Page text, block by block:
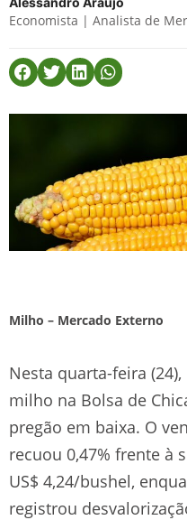
Economista | Analista de
Milho – Mercado Externo
Nesta quarta-feira
milho na Bolsa de
pregão em baixa. O
recuou 0,47% frente à
US$ 4,24/bushel,
registrou